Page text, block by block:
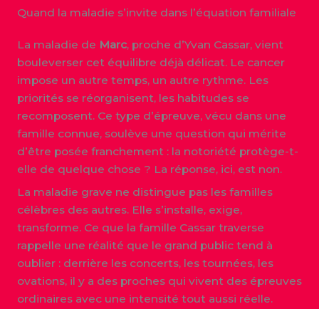
Quand la maladie s’invite dans l’équation familiale
La maladie de Marc, proche d’Yvan Cassar, vient
bouleverser cet équilibre déjà délicat. Le cancer
impose un autre temps, un autre rythme. Les
priorités se réorganisent, les habitudes se
recomposent. Ce type d’épreuve, vécu dans une
famille connue, soulève une question qui mérite
d’être posée franchement : la notoriété protège-t-
elle de quelque chose ? La réponse, ici, est non.
La maladie grave ne distingue pas les familles
célèbres des autres. Elle s’installe, exige,
transforme. Ce que la famille Cassar traverse
rappelle une réalité que le grand public tend à
oublier : derrière les concerts, les tournées, les
ovations, il y a des proches qui vivent des épreuves
ordinaires avec une intensité tout aussi réelle.